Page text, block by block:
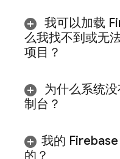
我可以加载
么我找不到或无
项目？
为什么系统
制台？
我的 Firebase
的？